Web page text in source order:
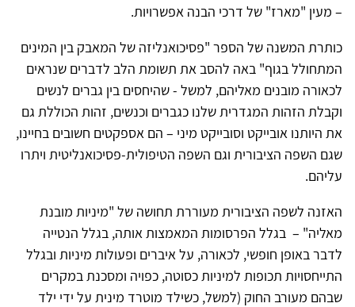
– מעין "מארז" של דרכי הבנה אפשרויות.
כותרת המשנה של הספר "פסיכואנליזה של המאבק בין המינים
המתחולל בגוף" באה להסב את תשומת הלב לדברים שנראים
לכאורה מובנים מאליהם, למשל - שהיחסים בין גברים לנשים
וקבלת הזהות המגדרית שלנו כגברים וכנשים, זהות הכוללת גם
את היותנו אובייקט וסובייקט מיני – הם אספקטים חשובים בחיינו,
שגם השפה הציבורית וגם השפה הטיפולית-פסיכואנליטית ויתרו
עליהם.
האזנה לשפה הציבורית מעוררת תחושה של "מיניות מובנת
מאליה" – בגלל הפרסומות המאמצות אותה, בגלל הנטייה
לדבר באופן חופשי, לכאורה, על איברים ופעולות מיניות ובגלל
התייחסויות תכופות למיניות כסוטה, כפויה ומסכנת במקרים
שבהם מעורב החוק (למשל, כשילד מוטרד מינית על ידי ילד